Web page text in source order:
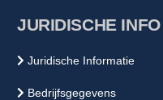
JURIDISCHE INFO
Juridische Informatie
Bedrijfsgegevens